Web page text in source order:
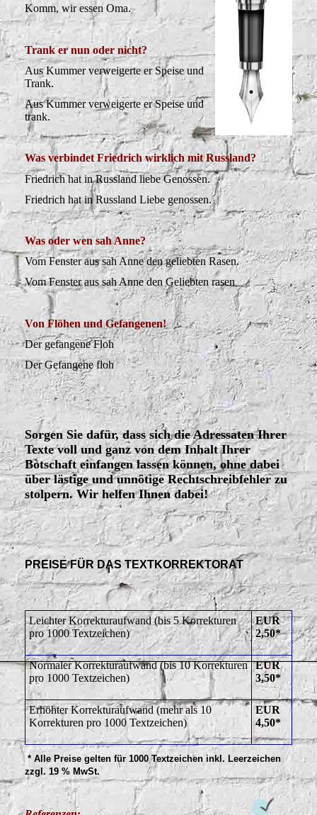
Komm, wir essen Oma.
Trank er nun oder nicht?
Aus Kummer verweigerte er Speise und
Trank.
Aus Kummer verweigerte er Speise und
trank.
Was verbindet Friedrich wirklich mit Russland?
Friedrich hat in Russland liebe Genossen.
Friedrich hat in Russland Liebe genossen.
Was oder wen sah Anne?
Vom Fenster aus sah Anne den geliebten Rasen.
Vom Fenster aus sah Anne den Geliebten rasen
Von Flöhen und Gefangenen!
Der gefangene Floh
Der Gefangene floh
Sorgen Sie dafür, dass sich die Adressaten Ihrer
Texte voll und ganz von dem Inhalt Ihrer
Botschaft einfangen lassen können, ohne dabei
über lästige und unnötige Rechtschreibfehler zu
stolpern. Wir helfen Ihnen dabei!
PREISE FÜR DAS TEXTKORREKTORAT
Leichter Korrekturaufwand (bis 5 Korrekturen
pro 1000 Textzeichen)
EUR
2,50*
Normaler Korrekturaufwand (bis 10 Korrekturen
pro 1000 Textzeichen)
EUR
3,50*
Erhöhter Korrekturaufwand (mehr als 10
Korrekturen pro 1000 Textzeichen)
EUR
4,50*
* Alle Preise gelten für 1000 Textzeichen inkl. Leerzeichen
zzgl. 19 % MwSt.